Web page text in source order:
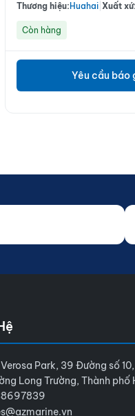
Thương hiệu: Huahai Xuất xứ:
Còn hàng
Yêu cầu báo
Park, 39 Đường số
Long Trường, Thành phố